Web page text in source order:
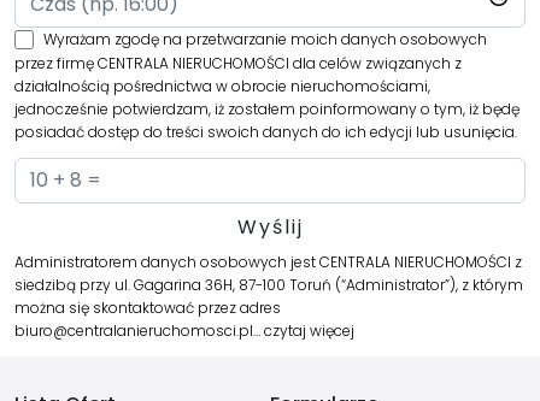
Wyrażam zgodę na przetwarzanie moich danych osobowych
przez firmę CENTRALA NIERUCHOMOŚCI dla celów związanych z
działalnością pośrednictwa w obrocie nieruchomościami,
jednocześnie potwierdzam, iż zostałem poinformowany o tym, iż będę
posiadać dostęp do treści swoich danych do ich edycji lub usunięcia.
Administratorem danych osobowych jest CENTRALA NIERUCHOMOŚCI z
siedzibą przy ul. Gagarina 36H, 87-100 Toruń (“Administrator”), z którym
można się skontaktować przez adres
biuro@centralanieruchomosci.pl…czytaj więcej